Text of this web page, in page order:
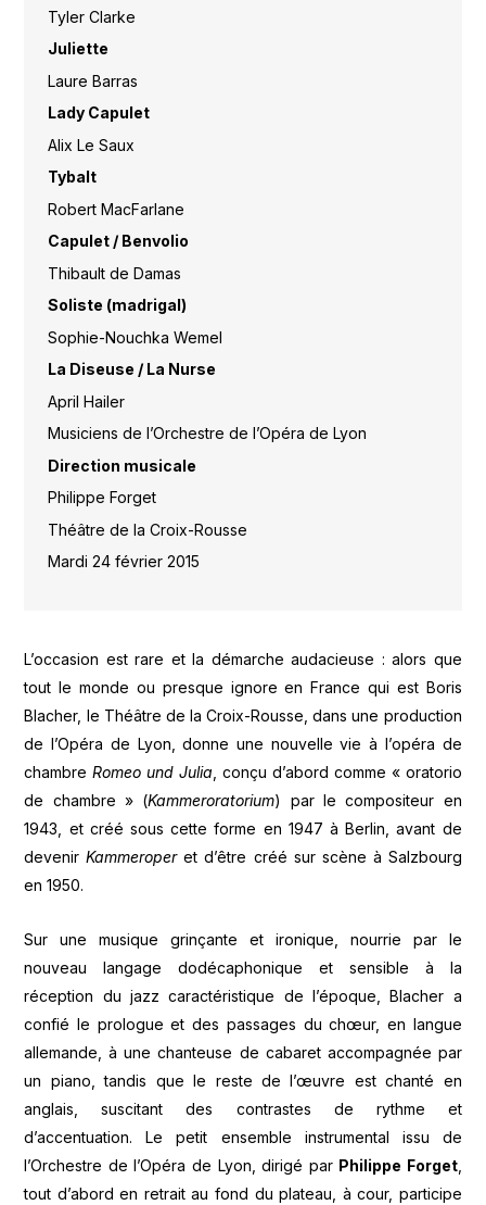
Tyler Clarke
Juliette
Laure Barras
Lady Capulet
Alix Le Saux
Tybalt
Robert MacFarlane
Capulet / Benvolio
Thibault de Damas
Soliste (madrigal)
Sophie-Nouchka Wemel
La Diseuse / La Nurse
April Hailer
Musiciens de l’Orchestre de l’Opéra de Lyon
Direction musicale
Philippe Forget
Théâtre de la Croix-Rousse
Mardi 24 février 2015
L’occasion est rare et la démarche audacieuse : alors que
tout le monde ou presque ignore en France qui est Boris
Blacher, le Théâtre de la Croix-Rousse, dans une production
de l’Opéra de Lyon, donne une nouvelle vie à l’opéra de
chambreRomeo und Julia , conçu d’abord comme « oratorio
de chambre » (Kammeroratorium) par le compositeur en
1943, et créé sous cette forme en 1947 à Berlin, avant de
devenirKammeroperet d’être créé sur scène à Salzbourg
en 1950.
Sur une musique grinçante et ironique, nourrie par le
nouveau langage dodécaphonique et sensible à la
réception du jazz caractéristique de l’époque, Blacher a
confié le prologue et des passages du chœur, en langue
allemande, à une chanteuse de cabaret accompagnée par
un piano, tandis que le reste de l’œuvre est chanté en
anglais, suscitant des contrastes de rythme et
d’accentuation. Le petit ensemble instrumental issu de
l’Orchestre de l’Opéra de Lyon, dirigé par Philippe Forget,
tout d’abord en retrait au fond du plateau, à cour, participe